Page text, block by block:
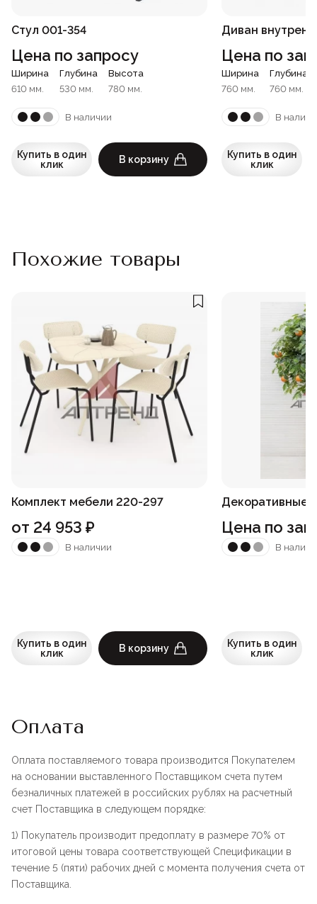
Стул 001-354
Цена по запросу
Ширина
610 мм.
Глубина
530 мм.
Высота
780 мм.
В наличии
Купить в один
клик
В корзину
Диван
Цена по
Ширина
760 мм.
Глубина
760 мм.
В
Купить в один
клик
Похожие товары
Комплект мебели 220-297
от 24 953 ₽
В наличии
Купить в один
клик
В корзину
Декоративные
Цена по
В
Купить в один
клик
Оплата
Оплата поставляемого товара производится Покупателем
на основании выставленного Поставщиком счета путем
безналичных платежей в российских рублях на расчетный
счет Поставщика в следующем порядке:
1) Покупатель производит предоплату в размере 70% от
итоговой цены товара соответствующей Спецификации в
течение 5 (пяти) рабочих дней с момента получения счета от
Поставщика.